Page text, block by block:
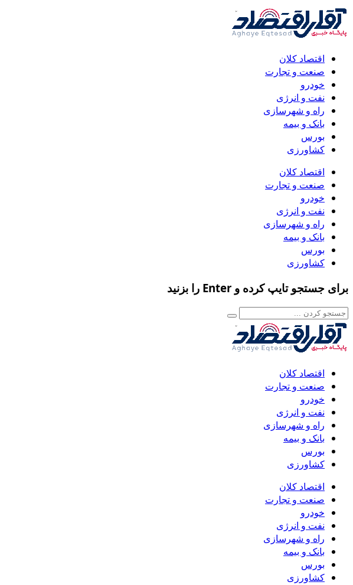
اقتصاد کلان
صنعت و تجارت
خودرو
نفت و انرژی
راه و شهرسازی
بانک و بیمه
بورس
کشاورزی
اقتصاد کلان
صنعت و تجارت
خودرو
نفت و انرژی
راه و شهرسازی
بانک و بیمه
بورس
کشاورزی
برای جستجو تایپ کرده و Enter را بزنید
اقتصاد کلان
صنعت و تجارت
خودرو
نفت و انرژی
راه و شهرسازی
بانک و بیمه
بورس
کشاورزی
اقتصاد کلان
صنعت و تجارت
خودرو
نفت و انرژی
راه و شهرسازی
بانک و بیمه
بورس
کشاورزی